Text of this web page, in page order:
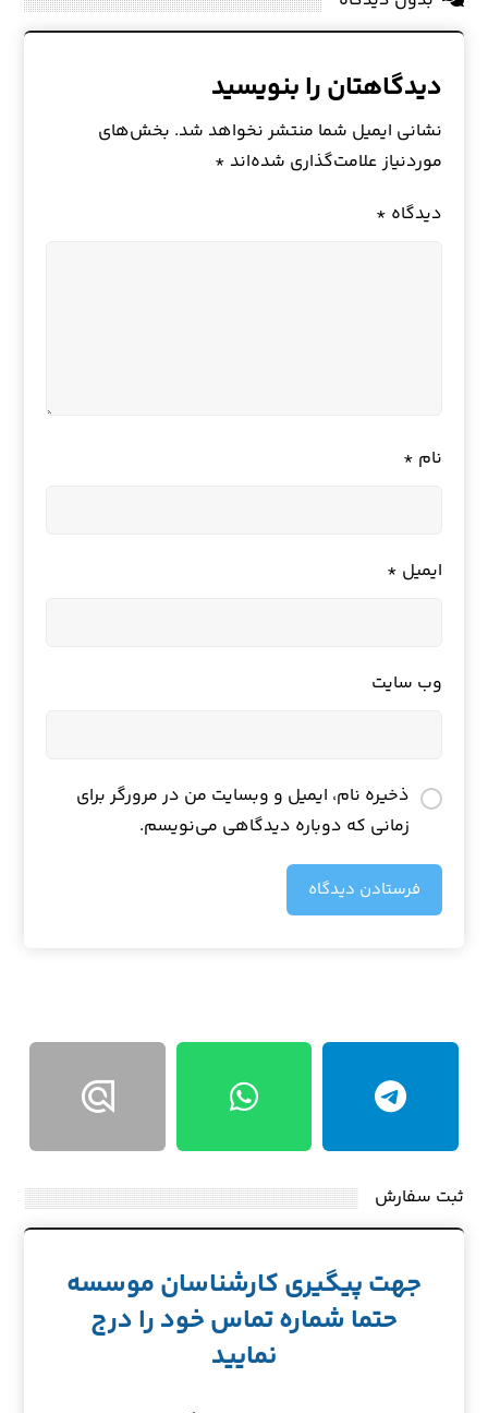
دیدگاهتان را بنویسید
نشانی ایمیل شما منتشر نخواهد شد. بخش‌های
موردنیاز علامت‌گذاری شده‌اند *
دیدگاه *
نام *
ایمیل *
وب‌ سایت
ذخیره نام، ایمیل و وبسایت من در مرورگر برای
زمانی که دوباره دیدگاهی می‌نویسم.
فرستادن دیدگاه
ثبت سفارش
جهت پیگیری کارشناسان موسسه
حتما شماره تماس خود را درج
نمایید